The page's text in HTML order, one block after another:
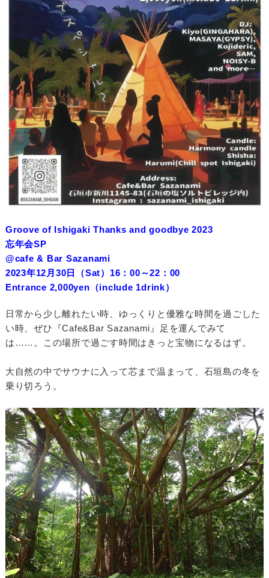
Groove of Ishigaki Thanks and goodbye 2023
忘年会SP
@cafe & Bar Sazanami
2023年12月30日（Sat）16：00～22：00
Entrance 2,000yen（include 1drink）
日常から少し離れたい時、ゆっくりと優雅な時間を過ごした
い時、ぜひ『Cafe&Bar Sazanami』足を運んでみて
は……。この場所で過ごす時間はきっと宝物になるはず。
大自然の中でサウナに入って芯まで温まって、石垣島の冬を
乗り切ろう。